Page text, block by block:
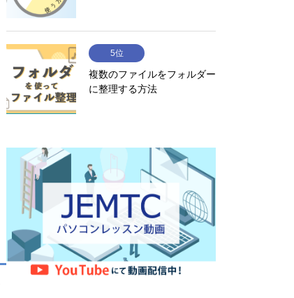
5位
複数のファイルをフォルダー
に整理する方法